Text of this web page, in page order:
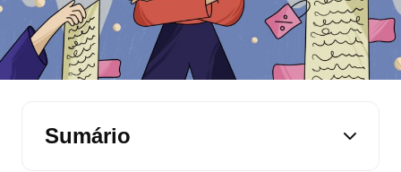
Sumário